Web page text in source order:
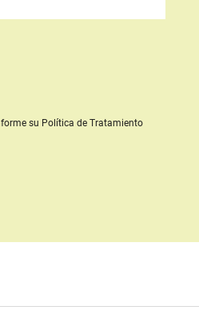
su Política de Tratamiento